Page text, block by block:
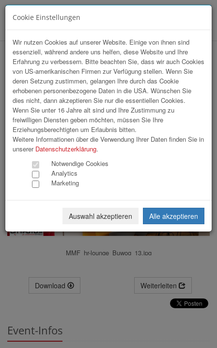
hr-lounge Ost zu Hast bei BUWOG
Group GmbH
MMF_hr-lounge_Buwog_13.jpg
Download Weiterleiten
Event-Infos
Cookie Einstellungen
Wir nutzen Cookies auf unserer Website. Einige von ihnen sind
essenziell, während andere uns helfen, diese Website und Ihre
Erfahrung zu verbessern. Bitte beachten Sie, dass wir auch Cookies
von US-amerikanischen Firmen zur Verfügung stellen. Wenn Sie
deren Setzung zustimmen, gelangen Ihre durch das Cookie
erhobenen personenbezogene Daten in die USA. Wünschen Sie
dies nicht, dann akzeptieren Sie nur die essentiellen Cookies.
Wenn Sie unter 16 Jahre alt sind und Ihre Zustimmung zu
freiwilligen Diensten geben möchten, müssen Sie Ihre
Erziehungsberechtigten um Erlaubnis bitten.
Weitere Informationen über die Verwendung Ihrer Daten finden Sie in
unserer Datenschutzerklärung.
Notwendige Cookies
Analytics
Marketing
Auswahl akzeptieren Alle akzeptieren